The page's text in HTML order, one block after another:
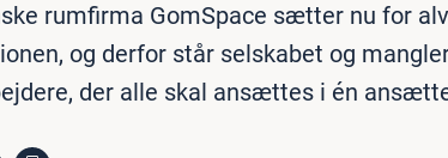
rumfirma GomSpace sætter nu for
og derfor står selskabet og
der alle skal ansættes i én